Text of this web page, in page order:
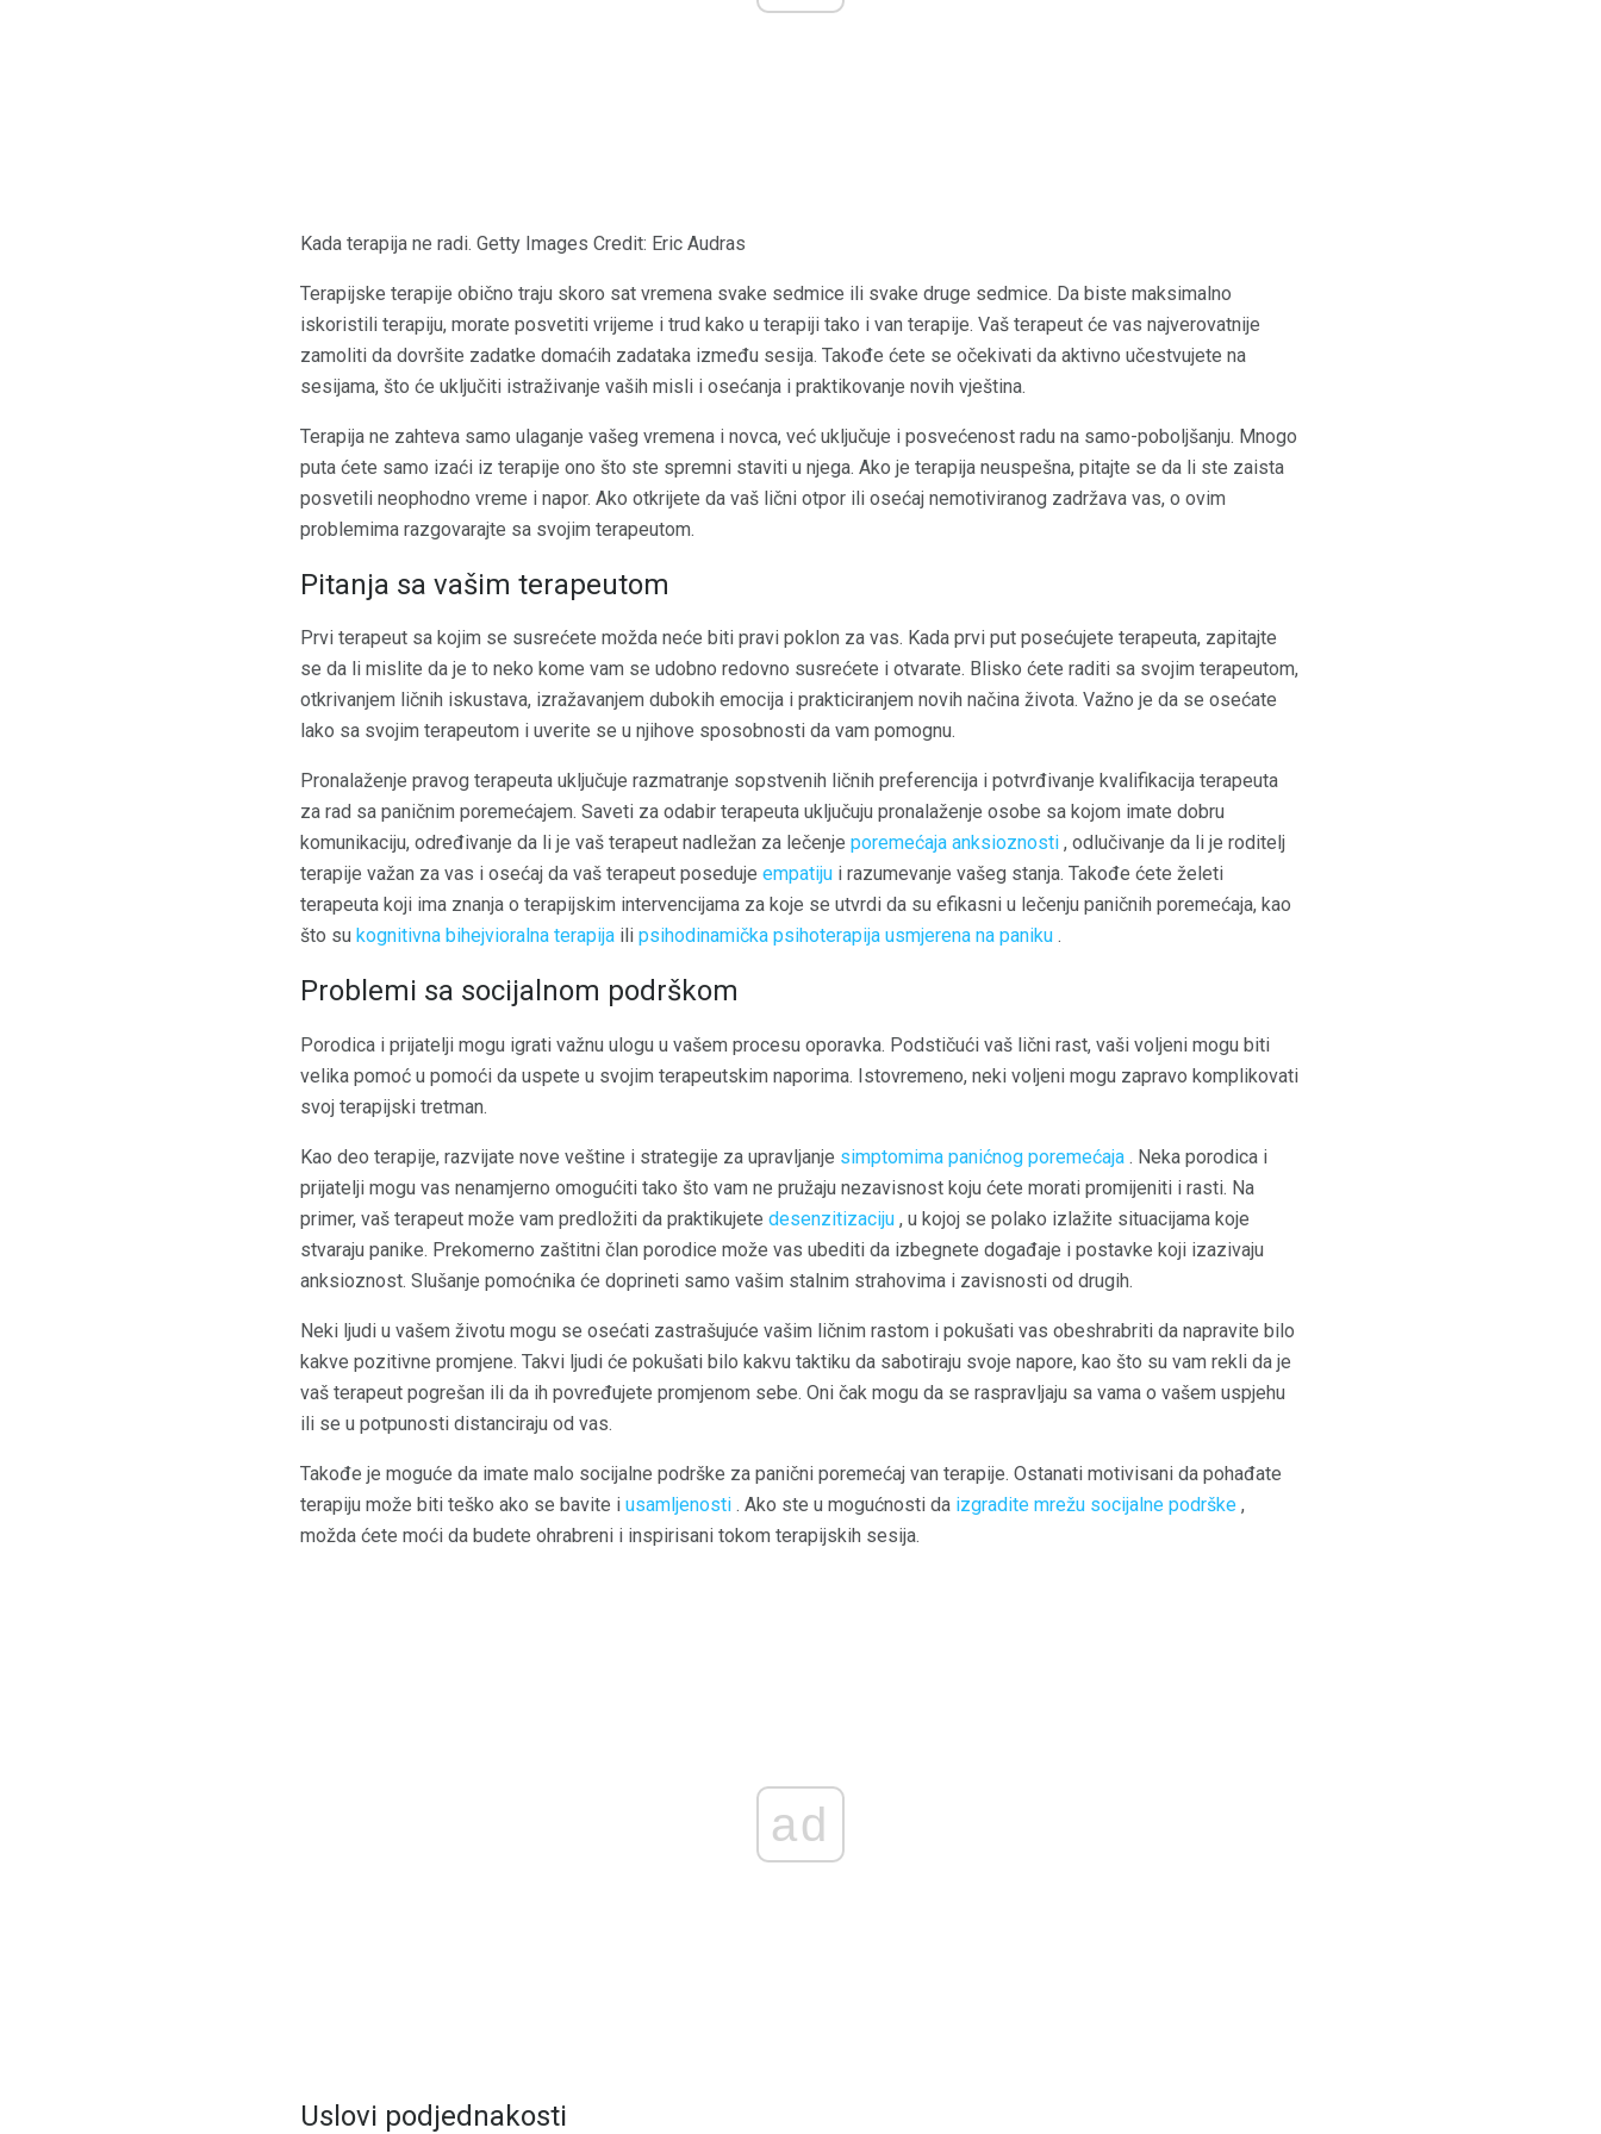
Kada terapija ne radi. Getty Images Credit: Eric Audras
Terapijske terapije obično traju skoro sat vremena svake sedmice ili svake druge sedmice. Da biste maksimalno
iskoristili terapiju, morate posvetiti vrijeme i trud kako u terapiji tako i van terapije. Vaš terapeut će vas najverovatnije
zamoliti da dovršite zadatke domaćih zadataka između sesija. Takođe ćete se očekivati ​​da aktivno učestvujete na
sesijama, što će uključiti istraživanje vaših misli i osećanja i praktikovanje novih vještina.
Terapija ne zahteva samo ulaganje vašeg vremena i novca, već uključuje i posvećenost radu na samo-poboljšanju. Mnogo
puta ćete samo izaći iz terapije ono što ste spremni staviti u njega. Ako je terapija neuspešna, pitajte se da li ste zaista
posvetili neophodno vreme i napor. Ako otkrijete da vaš lični otpor ili osećaj nemotiviranog zadržava vas, o ovim
problemima razgovarajte sa svojim terapeutom.
Pitanja sa vašim terapeutom
Prvi terapeut sa kojim se susrećete možda neće biti pravi poklon za vas. Kada prvi put posećujete terapeuta, zapitajte
se da li mislite da je to neko kome vam se udobno redovno susrećete i otvarate. Blisko ćete raditi sa svojim terapeutom,
otkrivanjem ličnih iskustava, izražavanjem dubokih emocija i prakticiranjem novih načina života. Važno je da se osećate
lako sa svojim terapeutom i uverite se u njihove sposobnosti da vam pomognu.
Pronalaženje pravog terapeuta uključuje razmatranje sopstvenih ličnih preferencija i potvrđivanje kvalifikacija terapeuta
za rad sa paničnim poremećajem. Saveti za odabir terapeuta uključuju pronalaženje osobe sa kojom imate dobru
komunikaciju, određivanje da li je vaš terapeut nadležan za lečenje poremećaja anksioznosti , odlučivanje da li je roditelj
terapije važan za vas i osećaj da vaš terapeut poseduje empatiju i razumevanje vašeg stanja. Takođe ćete želeti
terapeuta koji ima znanja o terapijskim intervencijama za koje se utvrdi da su efikasni u lečenju paničnih poremećaja, kao
što su kognitivna bihejvioralna terapija ili psihodinamička psihoterapija usmjerena na paniku .
Problemi sa socijalnom podrškom
Porodica i prijatelji mogu igrati važnu ulogu u vašem procesu oporavka. Podstičući vaš lični rast, vaši voljeni mogu biti
velika pomoć u pomoći da uspete u svojim terapeutskim naporima. Istovremeno, neki voljeni mogu zapravo komplikovati
svoj terapijski tretman.
Kao deo terapije, razvijate nove veštine i strategije za upravljanje simptomima panićnog poremećaja . Neka porodica i
prijatelji mogu vas nenamjerno omogućiti tako što vam ne pružaju nezavisnost koju ćete morati promijeniti i rasti. Na
primer, vaš terapeut može vam predložiti da praktikujete desenzitizaciju , u kojoj se polako izlažite situacijama koje
stvaraju panike. Prekomerno zaštitni član porodice može vas ubediti da izbegnete događaje i postavke koji izazivaju
anksioznost. Slušanje pomoćnika će doprineti samo vašim stalnim strahovima i zavisnosti od drugih.
Neki ljudi u vašem životu mogu se osećati zastrašujuće vašim ličnim rastom i pokušati vas obeshrabriti da napravite bilo
kakve pozitivne promjene. Takvi ljudi će pokušati bilo kakvu taktiku da sabotiraju svoje napore, kao što su vam rekli da je
vaš terapeut pogrešan ili da ih povređujete promjenom sebe. Oni čak mogu da se raspravljaju sa vama o vašem uspjehu
ili se u potpunosti distanciraju od vas.
Takođe je moguće da imate malo socijalne podrške za panični poremećaj van terapije. Ostanati motivisani da pohađate
terapiju može biti teško ako se bavite i usamljenosti . Ako ste u mogućnosti da izgradite mrežu socijalne podrške ,
možda ćete moći da budete ohrabreni i inspirisani tokom terapijskih sesija.
ad
Uslovi podjednakosti